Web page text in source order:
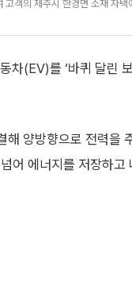
객의 제주시 한경면 소재 자
차(EV)를 ‘바퀴 달린
양방향으로 전력을
어 에너지를 저장하고